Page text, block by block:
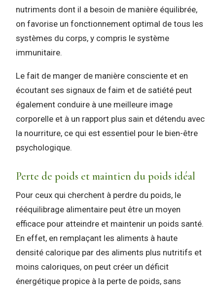
nutriments dont il a besoin de manière équilibrée,
on favorise un fonctionnement optimal de tous les
systèmes du corps, y compris le système
immunitaire.
Le fait de manger de manière consciente et en
écoutant ses signaux de faim et de satiété peut
également conduire à une meilleure image
corporelle et à un rapport plus sain et détendu avec
la nourriture, ce qui est essentiel pour le bien-être
psychologique.
Perte de poids et maintien du poids idéal
Pour ceux qui cherchent à perdre du poids, le
rééquilibrage alimentaire peut être un moyen
efficace pour atteindre et maintenir un poids santé.
En effet, en remplaçant les aliments à haute
densité calorique par des aliments plus nutritifs et
moins caloriques, on peut créer un déficit
énergétique propice à la perte de poids, sans